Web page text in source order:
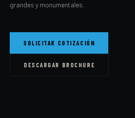
grandes y monumentales.
SOLICITAR COTIZACIÓN
DESCARGAR BROCHURE